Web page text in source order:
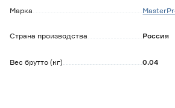
Марка
Страна производства Россия
Вес брутто (кг) 0.04